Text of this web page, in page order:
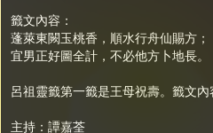
籤文內容：
蓬萊東闕玉桃香，順水行舟仙賜方；
宜男正好圖全計，不必他方卜地長。
呂祖靈籤第一籤是王母祝壽。籤文
主持：譚嘉荃